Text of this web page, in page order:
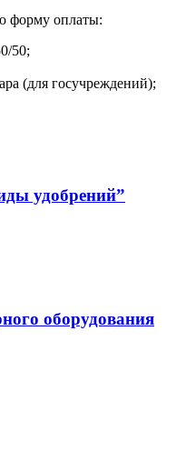
форму оплаты:
50;
(для госучреждений);
удобрений”
оборудования